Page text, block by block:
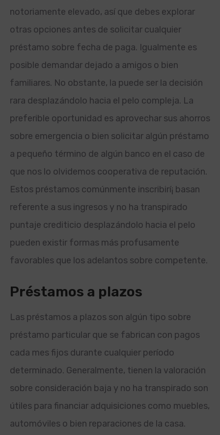
notoriamente elevado, así que debes explorar
otras opciones antes de solicitar cualquier
préstamo sobre fecha de paga. Igualmente es
posible demandar dejado a amigos o bien
familiares. No obstante, la puede ser la decisión
rara desplazándolo hacia el pelo compleja. La
preferible oportunidad es aprovechar sus ahorros
sobre emergencia o bien solicitar algún préstamo
a pequeño término de algún banco en el caso de
que nos lo olvidemos cooperativa de reputación.
Estos préstamos comúnmente inscribirí¡ basan
referente a sus ingresos y no ha transpirado
puntaje crediticio desplazándolo hacia el pelo
pueden existir formas más profusamente
favorables que los adelantos sobre competente.
Préstamos a plazos
Las préstamos a plazos son algún tipo sobre
préstamo particular que se fabrican con pagos
cada mes fijos durante cualquier período
determinado. Generalmente, tienen la valoración
sobre consideración baja y no ha transpirado son
útiles para financiar adquisiciones como muebles,
automóviles o bien reparaciones de la casa.